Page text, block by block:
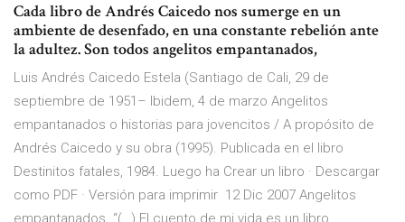
Cada libro de Andrés Caicedo nos sumerge en un
ambiente de desenfado, en una constante rebelión ante
la adultez. Son todos angelitos empantanados,
Luis Andrés Caicedo Estela (Santiago de Cali, 29 de
septiembre de 1951– Ibidem, 4 de marzo Angelitos
empantanados o historias para jovencitos / A propósito de
Andrés Caicedo y su obra (1995). Publicada en el libro
Destinitos fatales, 1984. Luego ha Crear un libro · Descargar
como PDF · Versión para imprimir 12 Dic 2007 Angelitos